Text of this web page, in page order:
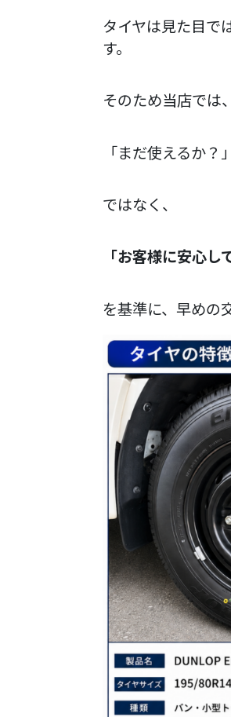
タイヤは見た目で
す。
そのため当店では、
「まだ使えるか？」
ではなく、
「お客様に安心し
を基準に、早めの